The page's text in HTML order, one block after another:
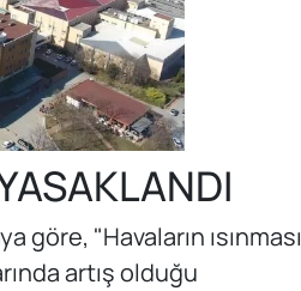
"Havaların ısınması
artış olduğu